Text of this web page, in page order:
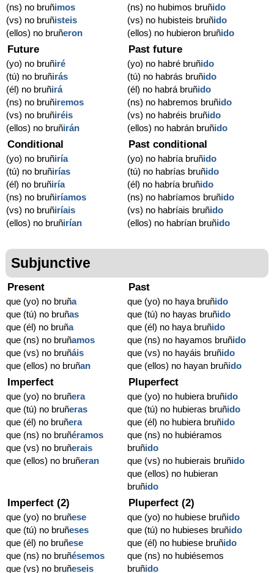
(ns) no bruñimos
(vs) no bruñisteis
(ellos) no bruñeron
(ns) no hubimos bruñido
(vs) no hubisteis bruñido
(ellos) no hubieron bruñido
Future
(yo) no bruñiré
(tú) no bruñirás
(él) no bruñirá
(ns) no bruñiremos
(vs) no bruñiréis
(ellos) no bruñirán
Past future
(yo) no habré bruñido
(tú) no habrás bruñido
(él) no habrá bruñido
(ns) no habremos bruñido
(vs) no habréis bruñido
(ellos) no habrán bruñido
Conditional
(yo) no bruñiría
(tú) no bruñirías
(él) no bruñiría
(ns) no bruñiríamos
(vs) no bruñiríais
(ellos) no bruñirían
Past conditional
(yo) no habría bruñido
(tú) no habrías bruñido
(él) no habría bruñido
(ns) no habríamos bruñido
(vs) no habríais bruñido
(ellos) no habrían bruñido
Subjunctive
Present
que (yo) no bruña
que (tú) no bruñas
que (él) no bruña
que (ns) no bruñamos
que (vs) no bruñáis
que (ellos) no bruñan
Past
que (yo) no haya bruñido
que (tú) no hayas bruñido
que (él) no haya bruñido
que (ns) no hayamos bruñido
que (vs) no hayáis bruñido
que (ellos) no hayan bruñido
Imperfect
que (yo) no bruñera
que (tú) no bruñeras
que (él) no bruñera
que (ns) no bruñéramos
que (vs) no bruñerais
que (ellos) no bruñeran
Pluperfect
que (yo) no hubiera bruñido
que (tú) no hubieras bruñido
que (él) no hubiera bruñido
que (ns) no hubiéramos
bruñido
que (vs) no hubierais bruñido
que (ellos) no hubieran
bruñido
Imperfect (2)
que (yo) no bruñese
que (tú) no bruñeses
que (él) no bruñese
que (ns) no bruñésemos
que (vs) no bruñeseis
Pluperfect (2)
que (yo) no hubiese bruñido
que (tú) no hubieses bruñido
que (él) no hubiese bruñido
que (ns) no hubiésemos
bruñido